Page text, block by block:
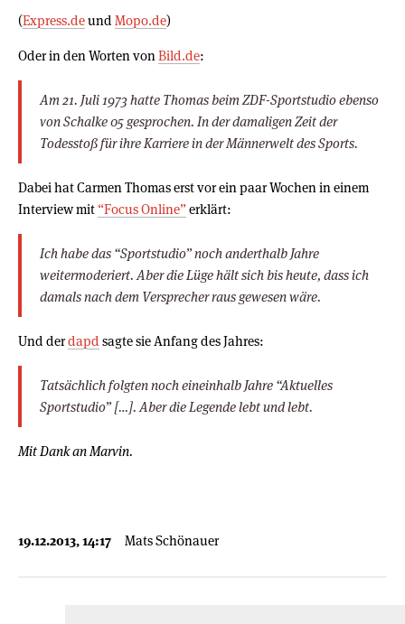
(Express.deundMopo.de)
Oder in den Worten vonBild.de:
Am 21. Juli 1973 hatte Thomas beim ZDF-Sportstudio ebenso
von Schalke 05 gesprochen. In der damaligen Zeit der
Todesstoß für ihre Karriere in der Männerwelt des Sports.
Dabei hat Carmen Thomas erst vor ein paar Wochen in einem
Interview mit “Focus Online”erklärt:
Ich habe das “Sportstudio” noch anderthalb Jahre
weitermoderiert. Aber die Lüge hält sich bis heute, dass ich
damals nach dem Versprecher raus gewesen wäre.
Und derdapd sagte sie Anfang des Jahres:
Tatsächlich folgten noch eineinhalb Jahre “Aktuelles
Sportstudio” […]. Aber die Legende lebt und lebt.
Mit Dank an Marvin.
19.12.2013, 14:17 Mats Schönauer